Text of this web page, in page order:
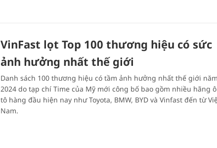
VinFast lọt Top 100 thương hiệu có sức
ảnh hưởng nhất thế giới
Danh sách 100 thương hiệu có tầm ảnh hưởng nhất thế giới năm
2024 do tạp chí Time của Mỹ mới công bố bao gồm nhiều hãng ô
tô hàng đầu hiện nay như Toyota, BMW, BYD và Vinfast đến từ
Nam.